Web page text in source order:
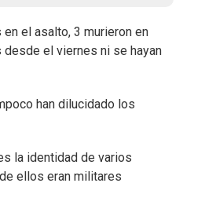
el asalto, 3 murieron en
el viernes ni se hayan
han dilucidado los
la identidad de varios
ellos eran militares